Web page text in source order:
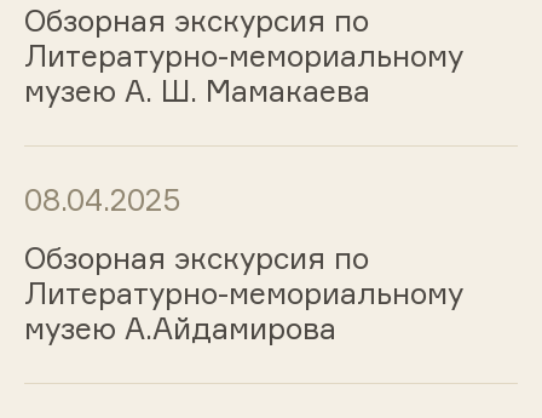
Обзорная экскурсия по
Литературно-мемориальному
музею А. Ш. Мамакаева
08.04.2025
Обзорная экскурсия по
Литературно-мемориальному
музею А.Айдамирова